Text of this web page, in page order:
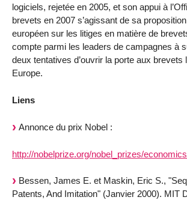
logiciels, rejetée en 2005, et son appui à
brevets en 2007 s’agissant de sa
européen sur les litiges en matière de
compte parmi les leaders de campagnes à
deux tentatives d’ouvrir la porte aux brevets
Europe.
Liens
Annonce du prix Nobel :
http://nobelprize.org/nobel_prizes/
Bessen, James E. et Maskin, Eric S.,
Patents, And Imitation" (Janvier 2000). MIT